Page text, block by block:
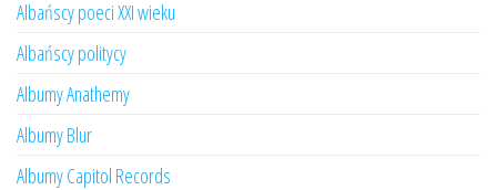
Albańscy poeci XXI wieku
Albańscy politycy
Albumy Anathemy
Albumy Blur
Albumy Capitol Records